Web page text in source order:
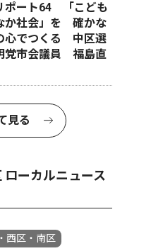
ポート64 「こども
か社会」を 確かな
心でつくる 中区選
党市会議員 福島直
見る
ローカルニュース
西区・南区